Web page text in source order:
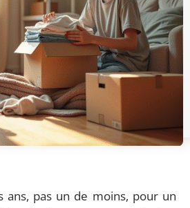
ans, pas un de moins, pour un